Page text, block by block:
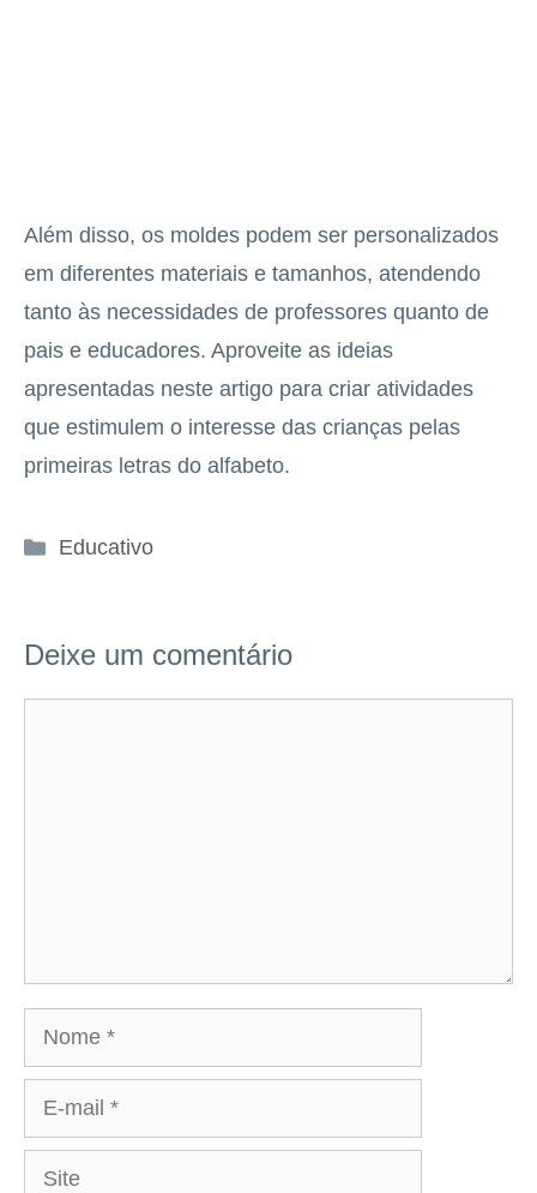
Além disso, os moldes podem ser personalizados
em diferentes materiais e tamanhos, atendendo
tanto às necessidades de professores quanto de
pais e educadores. Aproveite as ideias
apresentadas neste artigo para criar atividades
que estimulem o interesse das crianças pelas
primeiras letras do alfabeto.
Categorias
Educativo
Deixe um comentário
Nome
mail
Site